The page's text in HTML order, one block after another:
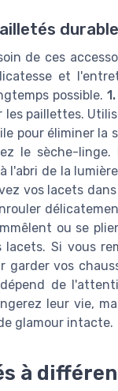
de ces
et
possible.
paillettes.
pour éliminer
le sèche-
l'abri de la
vos lacets
ou se
Si vous
garder vos
de
leur vie,
glamour intacte.
à